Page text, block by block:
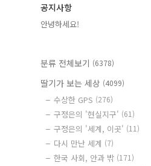
공지사항
안녕하세요!
분류 전체보기 (6378)
딸기가 보는 세상 (4099)
수상한 GPS (276)
구정은의 '현실지구' (61)
구정은의 '세계, 이곳' (11)
다시 만난 세계 (7)
한국 사회, 안과 밖 (171)